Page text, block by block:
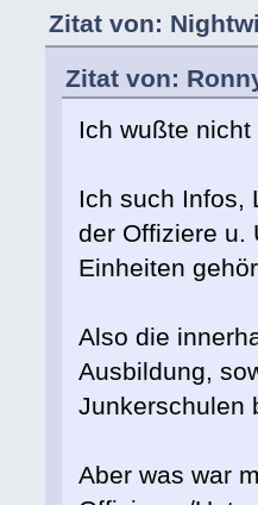
Zitat von:
Zitat von:
Ich wußte
Ich such Infos,
der Offiziere u.
Einheiten
Also die
Ausbildung,
Junkerschulen
Aber was war